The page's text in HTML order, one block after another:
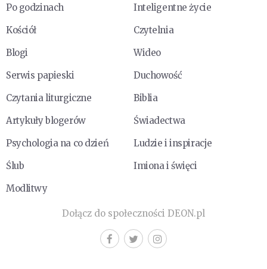
Po godzinach
Inteligentne życie
Kościół
Czytelnia
Blogi
Wideo
Serwis papieski
Duchowość
Czytania liturgiczne
Biblia
Artykuły blogerów
Świadectwa
Psychologia na co dzień
Ludzie i inspiracje
Ślub
Imiona i święci
Modlitwy
Dołącz do społeczności DEON.pl